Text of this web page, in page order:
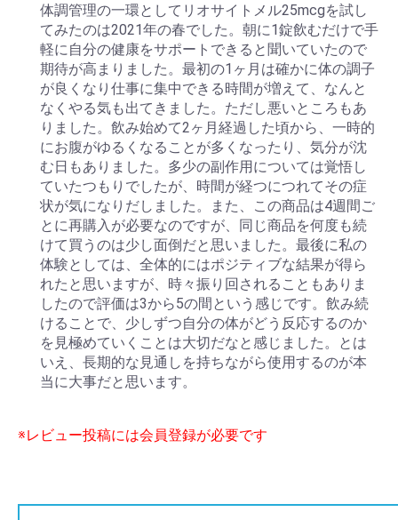
体調管理の一環としてリオサイトメル25mcgを試し
てみたのは2021年の春でした。朝に1錠飲むだけで手
軽に自分の健康をサポートできると聞いていたので
期待が高まりました。最初の1ヶ月は確かに体の調子
が良くなり仕事に集中できる時間が増えて、なんと
なくやる気も出てきました。ただし悪いところもあ
りました。飲み始めて2ヶ月経過した頃から、一時的
にお腹がゆるくなることが多くなったり、気分が沈
む日もありました。多少の副作用については覚悟し
ていたつもりでしたが、時間が経つにつれてその症
状が気になりだしました。また、この商品は4週間ご
とに再購入が必要なのですが、同じ商品を何度も続
けて買うのは少し面倒だと思いました。最後に私の
体験としては、全体的にはポジティブな結果が得ら
れたと思いますが、時々振り回されることもありま
したので評価は3から5の間という感じです。飲み続
けることで、少しずつ自分の体がどう反応するのか
を見極めていくことは大切だなと感じました。とは
いえ、長期的な見通しを持ちながら使用するのが本
当に大事だと思います。
※レビュー投稿には会員登録が必要です